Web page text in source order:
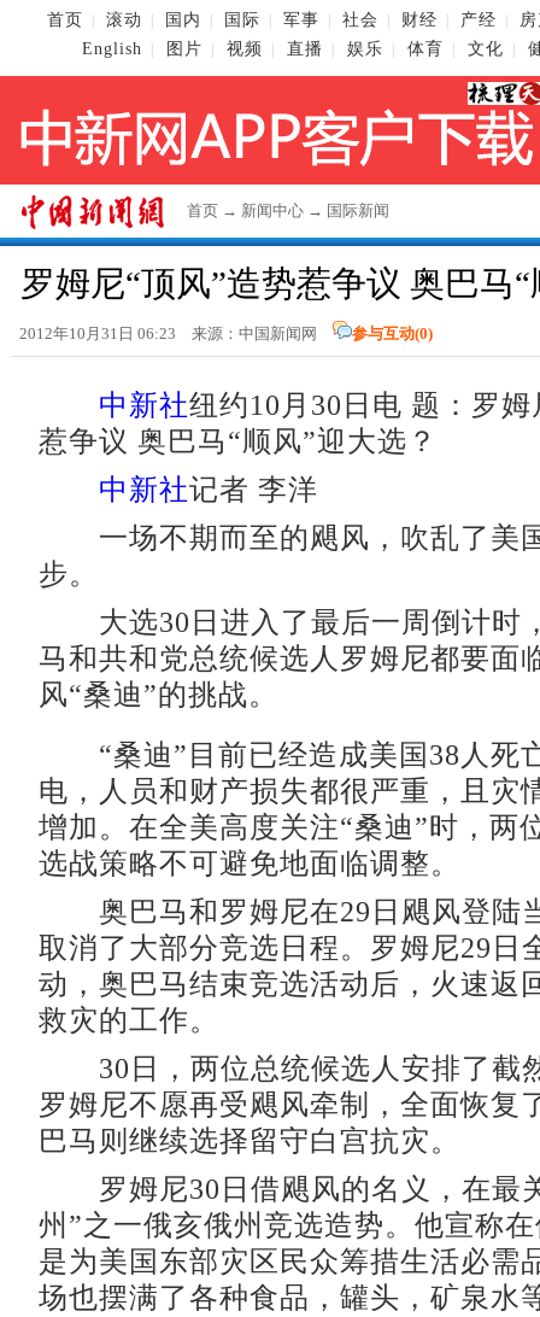
首页 滚动 国内 国际 军事 社会 财经 产经
English
图片 视频 直播 娱乐 体育 文化
首页 → 新闻中心 → 国际新闻
罗姆尼“顶风”造势惹争议 奥巴马
2012年10月31日 06:23 来源： 中国新闻网 参与互动(0)
中新社纽约10月30日电 题：罗姆
惹争议 奥巴马“顺风”迎大选？
中新社记者 李洋
一场不期而至的飓风，吹乱了美
步。
大选30日进入了最后一周倒计时
马和共和党总统候选人罗姆尼都要面
风“桑迪”的挑战。
“桑迪”目前已经造成美国38人死
电，人员和财产损失都很严重，且灾
增加。在全美高度关注“桑迪”时，两
选战策略不可避免地面临调整。
奥巴马和罗姆尼在29日飓风登陆
取消了大部分竞选日程。罗姆尼29日
动，奥巴马结束竞选活动后，火速返
救灾的工作。
30日，两位总统候选人安排了截
罗姆尼不愿再受飓风牵制，全面恢复
巴马则继续选择留守白宫抗灾。
罗姆尼30日借飓风的名义，在最
州”之一俄亥俄州竞选造势。他宣称
是为美国东部灾区民众筹措生活必需
场也摆满了各种食品，罐头，矿泉水